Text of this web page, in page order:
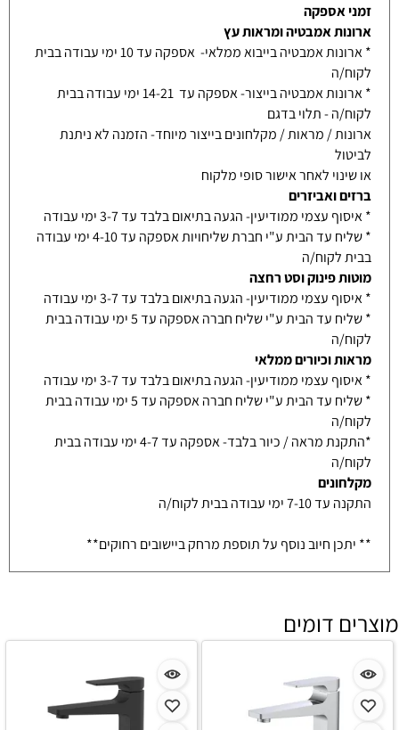
זמני אספקה
ארונות אמבטיה ומראות עץ
* ארונות אמבטיה בייבוא ממלאי- אספקה עד 10 ימי עבודה בבית
לקוח/ה
* ארונות אמבטיה בייצור- אספקה עד 14-21 ימי עבודה בבית
לקוח/ה - תלוי בדגם
ארונות / מראות / מקלחונים בייצור מיוחד- הזמנה לא ניתנת
לביטול
או שינוי לאחר אישור סופי מלקוח
ברזים ואביזרים
* איסוף עצמי ממודיעין- הגעה בתיאום בלבד עד 3-7 ימי עבודה
* שליח עד הבית ע"י חברת שליחויות אספקה עד 4-10 ימי עבודה
בבית לקוח/ה
מוטות פינוק וסט רחצה
* איסוף עצמי ממודיעין- הגעה בתיאום בלבד עד 3-7 ימי עבודה
* שליח עד הבית ע"י שליח חברה אספקה עד 5 ימי עבודה בבית
לקוח/ה
מראות וכיורים ממלאי
* איסוף עצמי ממודיעין- הגעה בתיאום בלבד עד 3-7 ימי עבודה
* שליח עד הבית ע"י שליח חברה אספקה עד 5 ימי עבודה בבית
לקוח/ה
*התקנת מראה / כיור בלבד- אספקה עד 4-7 ימי עבודה בבית
לקוח/ה
מקלחונים
התקנה עד 7-10 ימי עבודה בבית לקוח/ה
** יתכן חיוב נוסף על תוספת מרחק ביישובים רחוקים**
מוצרים דומים